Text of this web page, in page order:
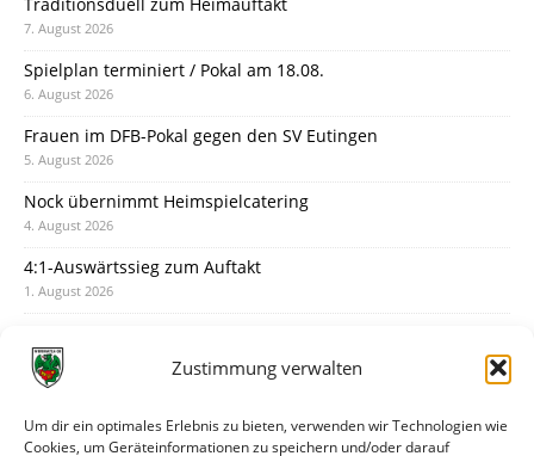
Zustimmung verwalten
Um dir ein optimales Erlebnis zu bieten, verwenden wir Technologien wie
Cookies, um Geräteinformationen zu speichern und/oder darauf
7. August 2026
Spielplan terminiert / Pokal am 18.08.
6. August 2026
Frauen im DFB-Pokal gegen den SV Eutingen
5. August 2026
Nock übernimmt Heimspielcatering
4. August 2026
4:1-Auswärtssieg zum Auftakt
1. August 2026
31. Juli 2026
30. Juli 2026